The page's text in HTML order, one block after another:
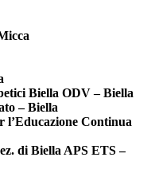
Biella ODV – Biella
– Biella
l’Educazione Continua
di Biella APS ETS –